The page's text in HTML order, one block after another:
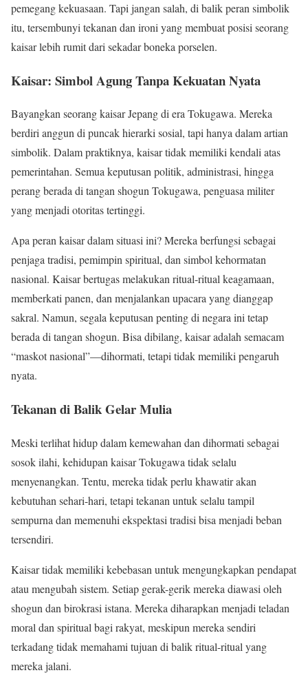
pemegang kekuasaan. Tapi jangan salah, di balik peran simbolik
itu, tersembunyi tekanan dan ironi yang membuat posisi seorang
kaisar lebih rumit dari sekadar boneka porselen.
Kaisar: Simbol Agung Tanpa Kekuatan Nyata
Bayangkan seorang kaisar Jepang di era Tokugawa. Mereka
berdiri anggun di puncak hierarki sosial, tapi hanya dalam artian
simbolik. Dalam praktiknya, kaisar tidak memiliki kendali atas
pemerintahan. Semua keputusan politik, administrasi, hingga
perang berada di tangan shogun Tokugawa, penguasa militer
yang menjadi otoritas tertinggi.
Apa peran kaisar dalam situasi ini? Mereka berfungsi sebagai
penjaga tradisi, pemimpin spiritual, dan simbol kehormatan
nasional. Kaisar bertugas melakukan ritual-ritual keagamaan,
memberkati panen, dan menjalankan upacara yang dianggap
sakral. Namun, segala keputusan penting di negara ini tetap
berada di tangan shogun. Bisa dibilang, kaisar adalah semacam
“maskot nasional”—dihormati, tetapi tidak memiliki pengaruh
nyata.
Tekanan di Balik Gelar Mulia
Meski terlihat hidup dalam kemewahan dan dihormati sebagai
sosok ilahi, kehidupan kaisar Tokugawa tidak selalu
menyenangkan. Tentu, mereka tidak perlu khawatir akan
kebutuhan sehari-hari, tetapi tekanan untuk selalu tampil
sempurna dan memenuhi ekspektasi tradisi bisa menjadi beban
tersendiri.
Kaisar tidak memiliki kebebasan untuk mengungkapkan pendapat
atau mengubah sistem. Setiap gerak-gerik mereka diawasi oleh
shogun dan birokrasi istana. Mereka diharapkan menjadi teladan
moral dan spiritual bagi rakyat, meskipun mereka sendiri
terkadang tidak memahami tujuan di balik ritual-ritual yang
mereka jalani.